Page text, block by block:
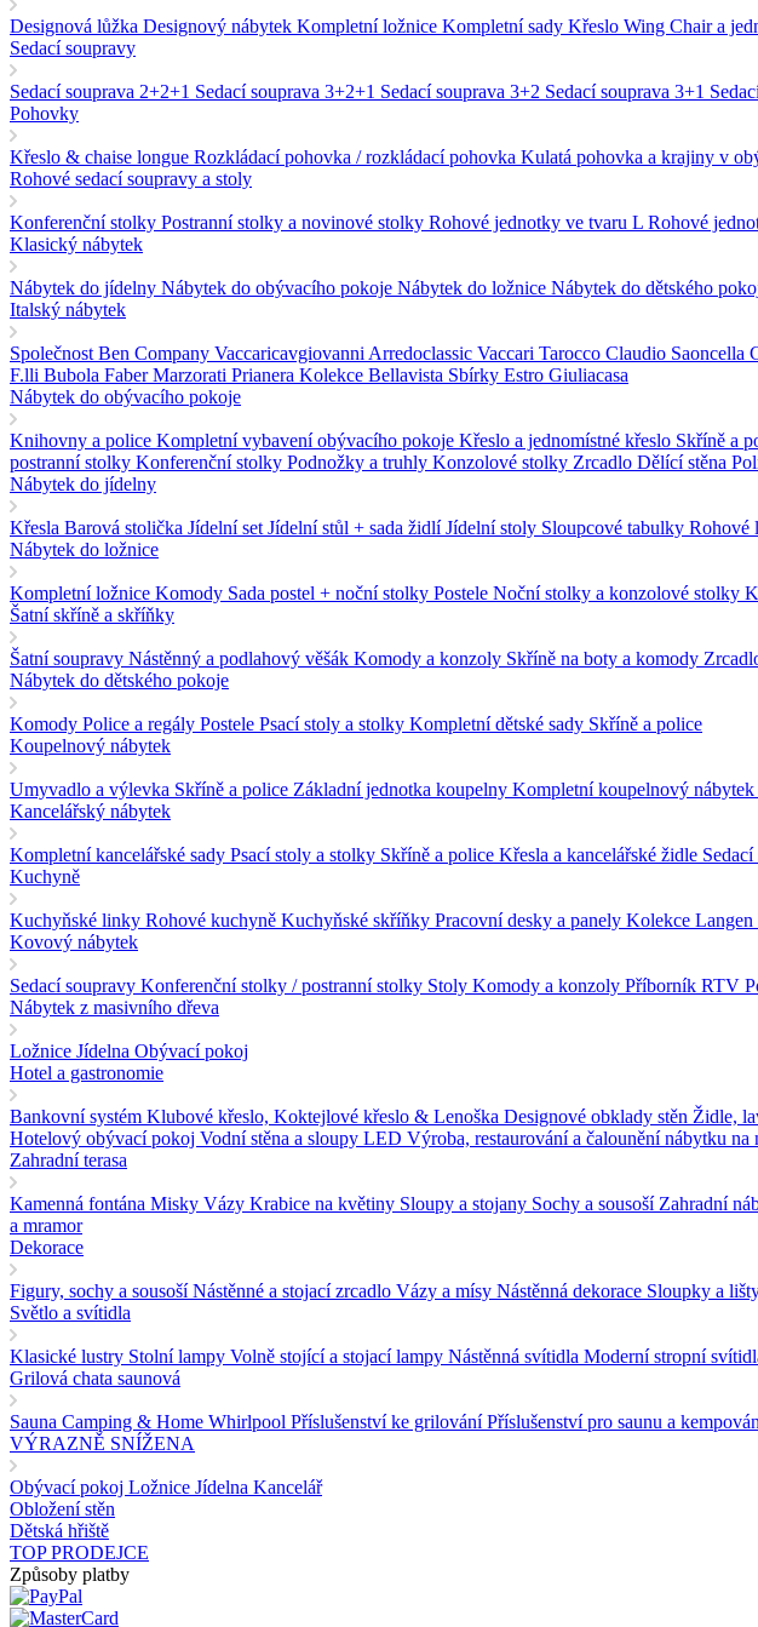
Designová lůžka Designový nábytek Kompletní ložnice Kompletní sady Křeslo Wing Chair a
Sedací soupravy
Sedací souprava 2+2+1 Sedací souprava 3+2+1 Sedací souprava 3+2 Sedací souprava 3+1
Pohovky
Křeslo & chaise longue Rozkládací pohovka / rozkládací pohovka Kulatá pohovka a krajiny v
Rohové sedací soupravy a stoly
Konferenční stolky Postranní stolky a novinové stolky Rohové jednotky ve tvaru L Rohové
Klasický nábytek
Nábytek do jídelny Nábytek do obývacího pokoje Nábytek do ložnice Nábytek do dětského
Italský nábytek
Společnost Ben Company Vaccaricavgiovanni Arredoclassic Vaccari Tarocco Claudio Saoncella
F.lli Bubola FaberMarzorati Prianera Kolekce Bellavista Sbírky Estro Giuliacasa
Nábytek do obývacího pokoje
Knihovny a police Kompletní vybavení obývacího pokoje Křeslo a jednomístné křeslo Skříně a
postranní stolky Konferenční stolky Podnožky a truhly Konzolové stolky Zrcadlo Dělící stěna
Nábytek do jídelny
Křesla Barová stolička Jídelní set Jídelní stůl + sada židlíJídelní stoly Sloupcové tabulky Rohové
Nábytek do ložnice
Kompletní ložnice Komody Sada postel + noční stolky Postele Noční stolky a konzolové stolky
Šatní skříně a skříňky
Šatní soupravy Nástěnný a podlahový věšák Komody a konzoly Skříně na boty a komody
Nábytek do dětského pokoje
Komody Police a regály Postele Psací stoly a stolky Kompletní dětské sady Skříně a police
Koupelnový nábytek
Umyvadlo a výlevka Skříně a police Základní jednotka koupelny Kompletní koupelnový nábytek
Kancelářský nábytek
Kompletní kancelářské sady Psací stoly a stolky Skříně a police Křesla a kancelářské židle
Kuchyně
Kuchyňské linky Rohové kuchyně Kuchyňské skříňky Pracovní desky a panely Kolekce Langen
Kovový nábytek
Sedací soupravy Konferenční stolky / postranní stolky Stoly Komody a konzoly Příborník RTV
Nábytek z masivního dřeva
Ložnice Jídelna Obývací pokoj
Hotel a gastronomie
Bankovní systém Klubové křeslo, Koktejlové křeslo & Lenoška Designové obklady stěn Židle,
Hotelový obývací pokoj Vodní stěna a sloupy LED Výroba, restaurování a čalounění nábytku na
Zahradní terasa
Kamenná fontána Misky Vázy Krabice na květiny Sloupy a stojany Sochy a sousoší Zahradní
a mramor
Dekorace
Figury, sochy a sousošíNástěnné a stojací zrcadlo Vázy a mísy Nástěnná dekorace Sloupky a
Světlo a svítidla
Klasické lustry Stolní lampy Volně stojící a stojací lampy Nástěnná svítidla Moderní stropní
Grilová chata saunová
Sauna Camping & Home Whirlpool Příslušenství ke grilováníPříslušenství pro saunu a
VÝRAZNĚ SNÍŽENA
Obývací pokoj Ložnice Jídelna Kancelář
Obložení stěn
Dětská hřiště
TOP PRODEJCE
Způsoby platby